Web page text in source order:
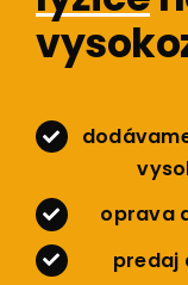
oprava
predaj